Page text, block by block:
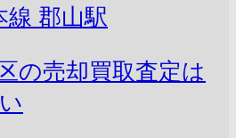
線 郡山駅
の売却買取査定は